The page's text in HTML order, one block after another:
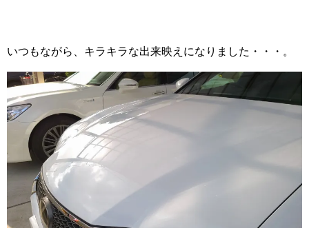
いつもながら、キラキラな出来映えになりました・・・。